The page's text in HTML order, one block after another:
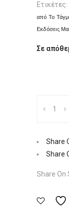
Ετικέτες:
από Το
Εκδόσεις
Σε
από
τάγμα
του
|
Μακρή
Share
Share
Share On